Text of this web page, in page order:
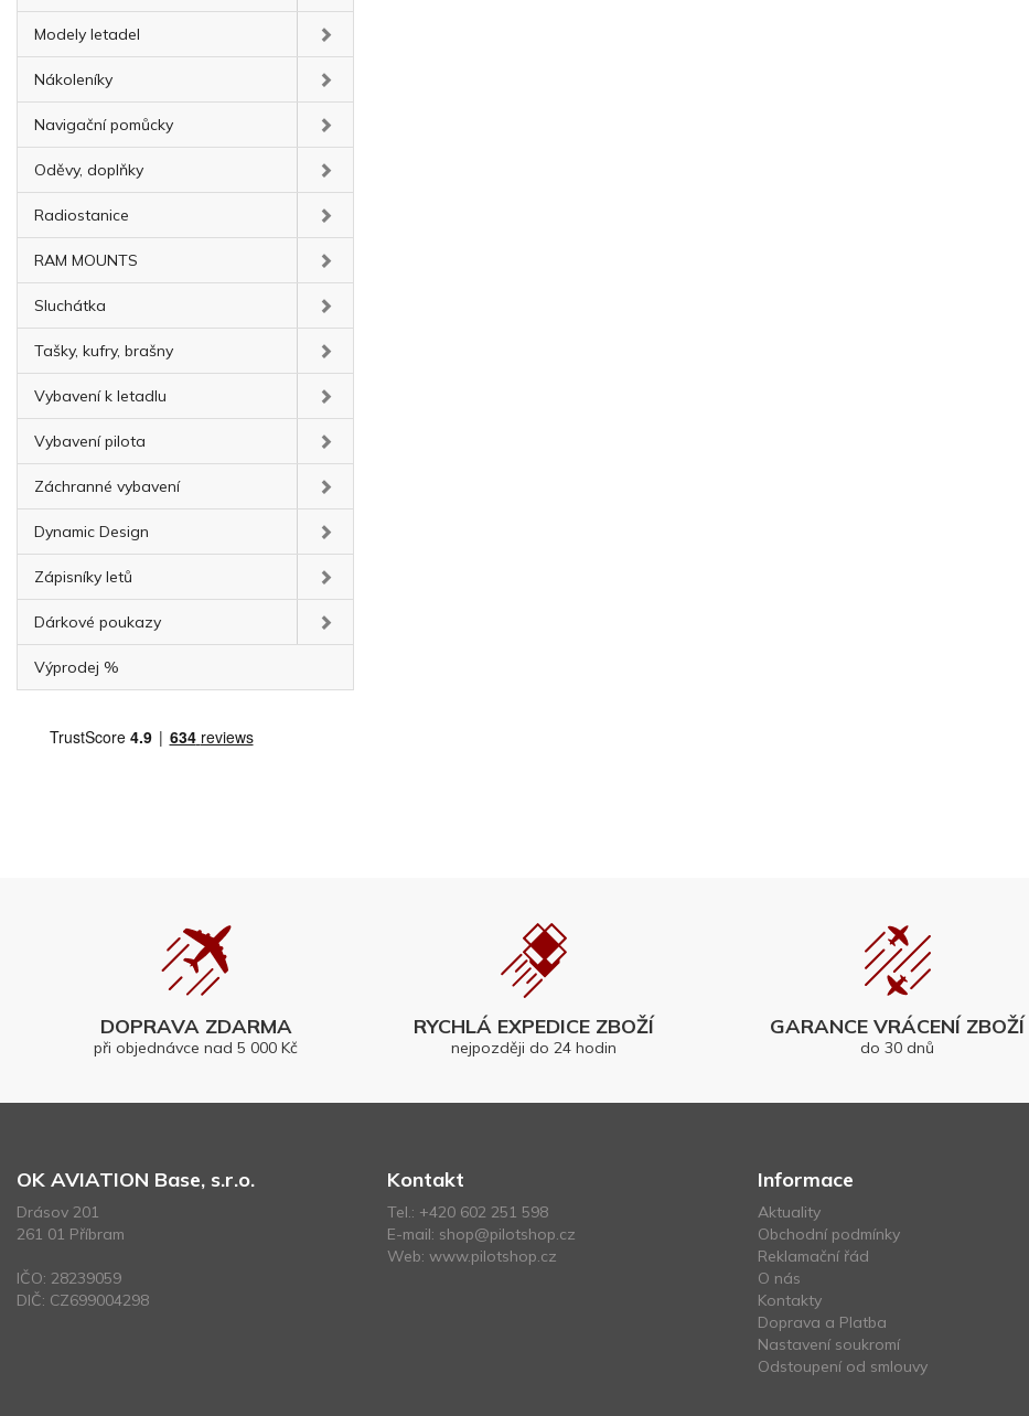
Modely letadel
Nákoleníky
Navigační pomůcky
Oděvy, doplňky
Radiostanice
RAM MOUNTS
Sluchátka
Tašky, kufry, brašny
Vybavení k letadlu
Vybavení pilota
Záchranné vybavení
Dynamic Design
Zápisníky letů
Dárkové poukazy
Výprodej %
DOPRAVA ZDARMA
při objednávce nad 5 000 Kč
RYCHLÁ EXPEDICE ZBOŽÍ
nejpozději do 24 hodin
GARANCE VRÁCENÍ ZBOŽÍ
do 30 dnů
OK AVIATION Base, s.r.o.
Drásov 201
261 01 Příbram
IČO: 28239059
DIČ: CZ699004298
Kontakt
Tel.: +420 602 251 598
E-mail: shop@pilotshop.cz
Web: www.pilotshop.cz
Informace
Aktuality
Obchodní podmínky
Reklamační řád
O nás
Kontakty
Doprava a Platba
Nastavení soukromí
Odstoupení od smlouvy